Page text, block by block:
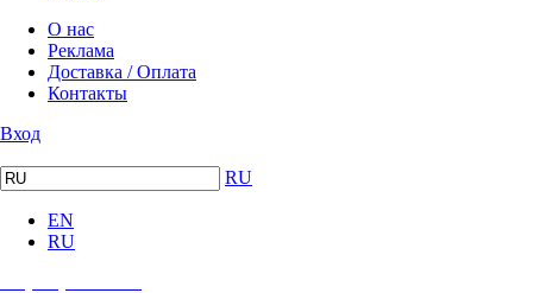
О нас
Реклама
Доставка / Оплата
Контакты
Вход
RU
EN
RU